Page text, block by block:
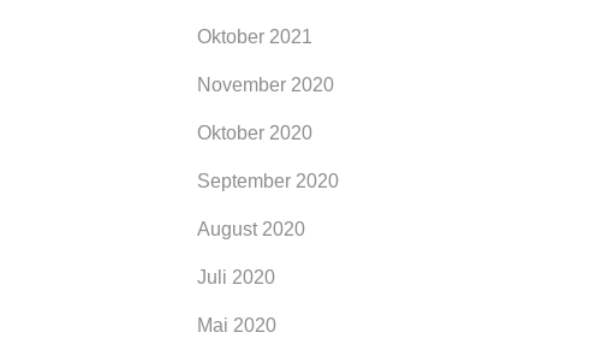
Oktober 2021
November 2020
Oktober 2020
September 2020
August 2020
Juli 2020
Mai 2020